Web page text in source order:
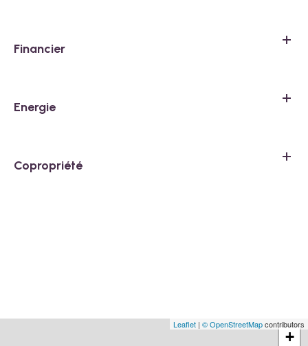
Financier
Energie
Copropriété
+
Leaflet | © OpenStreetMapcontributors